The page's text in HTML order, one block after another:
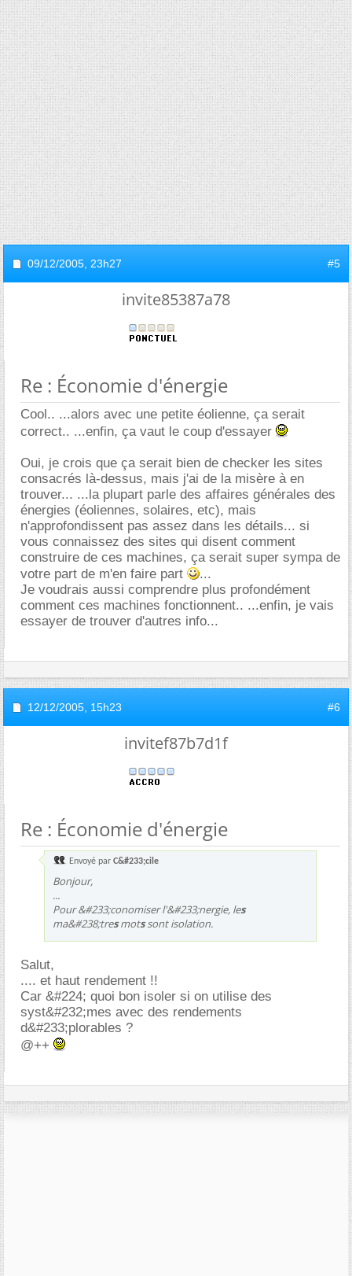
09/12/2005, 23h27 #5
invite85387a78
Re : Économie d'énergie
Cool.. ...alors avec une petite éolienne, ça serait
correct.. ...enfin, ça vaut le coup d'essayer
Oui, je crois que ça serait bien de checker les sites
consacrés là-dessus, mais j'ai de la misère à en
trouver... ...la plupart parle des affaires générales des
énergies (éoliennes, solaires, etc), mais
n'approfondissent pas assez dans les détails... si
vous connaissez des sites qui disent comment
construire de ces machines, ça serait super sympa de
votre part de m'en faire part
...
Je voudrais aussi comprendre plus profondément
comment ces machines fonctionnent.. ...enfin, je vais
essayer de trouver d'autres info...
12/12/2005, 15h23 #6
invitef87b7d1f
Re : Économie d'énergie
Envoyé par C&#233;cile
Bonjour,
...
Pour &#233;conomiser l'&#233;nergie, les
ma&#238;tresmotssont isolation.
Salut,
.... et haut rendement !!
Car &#224; quoi bon isoler si on utilise des
syst&#232;mes avec des rendements
d&#233;plorables ?
@++